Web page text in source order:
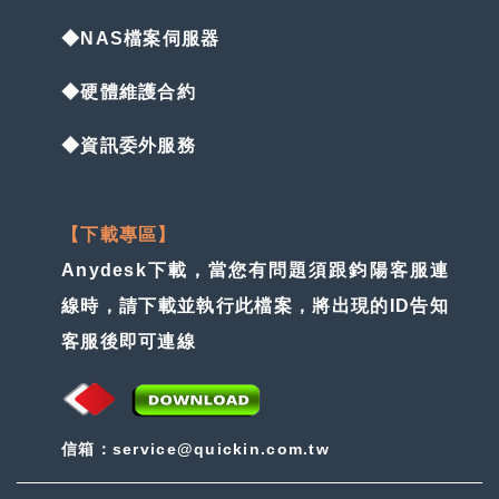
◆NAS檔案伺服器
◆硬體維護合約
◆資訊委外服務
【下載專區】
Anydesk下載，當您有問題須跟鈞陽客服連
線時，請下載並執行此檔案，將出現的ID告知
客服後即可連線
信箱：service@quickin.com.tw